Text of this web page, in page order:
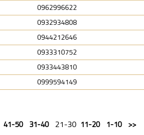
0962996622
0932934808
0944212646
0933310752
0933443810
0999594149
<<
1-10
11-20
31-40
41-50